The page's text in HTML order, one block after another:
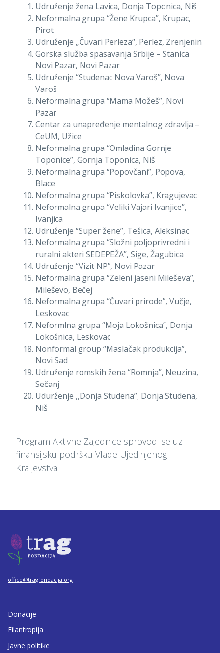
Udruženje žena Lavica, Donja Toponica, Niš
Neformalna grupa “Žene Krupca”, Krupac,
Pirot
Udruženje „Čuvari Perleza“, Perlez, Zrenjenin
Gorska služba spasavanja Srbije – Stanica
Novi Pazar, Novi Pazar
Udruženje “Studenac Nova Varoš”, Nova
Varoš
Neformalna grupa “Mama Možeš”, Novi
Pazar
Centar za unapređenje mentalnog zdravlja –
CeUM, Užice
Neformalna grupa “Omladina Gornje
Toponice”, Gornja Toponica, Niš
Neformalna grupa “Popovčani”, Popova,
Blace
Neformalna grupa “Piskolovka”, Kragujevac
Neformalna grupa “Veliki Vajari Ivanjice”,
Ivanjica
Udruženje “Super žene”, Tešica, Aleksinac
Neformalna grupa “Složni poljoprivredni i
ruralni akteri SEDEPEŽA”, Sige, Žagubica
Udruženje “Vizit NP”, Novi Pazar
Neformalna grupa “Zeleni jaseni Mileševa”,
Mileševo, Bečej
Neformalna grupa “Čuvari prirode”, Vučje,
Leskovac
Neformlna grupa “Moja Lokošnica”, Donja
Lokošnica, Leskovac
Nonformal group “Maslačak produkcija”,
Novi Sad
Udruženje romskih žena “Romnja”, Neuzina,
Sečanj
Udurženje ,,Donja Studena”, Donja Studena,
Niš
Program Aktivne Zajednice sprovodi se uz
finansijsku podršku Vlade Ujedinjenog
Kraljevstva.
office@tragfondacija.org
Donacije
Filantropija
Javne politike